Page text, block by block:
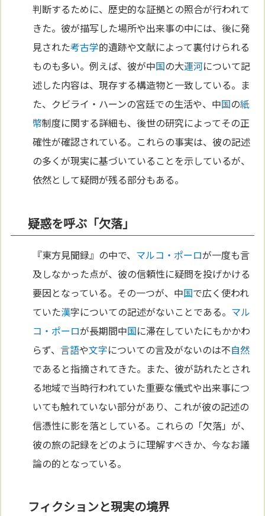
判断するために、歴史的な証拠との照合が行われて
きた。彼が描写した場所や出来事の中には、後に発
見された考古学的遺跡や文献によって裏付けられる
ものも多い。例えば、彼が中国の大運河について記
述した内容は、現存する構造物と一致している。ま
た、クビライ・ハーンの宮廷での生活や、中国の紙
幣制度に関する詳細も、後世の研究によってその正
確性が確認されている。これらの事実は、彼の記述
の多くが現実に基づいていることを示しているが、
依然として疑問が残る部分もある。
疑惑を呼ぶ「欠落」
『東方見聞録』の中で、 マルコ・ポーロが一度も言
及しなかった点が、彼の信頼性に疑問を投げかける
要因となっている。その一つが、中国で広く使われ
ていた漢字についての記述がないことである。 マル
コ・ポーロが長期間中国に滞在していたにもかかわ
らず、言語や文字についての言及がないのは不自然
であると指摘されてきた。また、彼が訪れたとされ
る地域で当時行われていた重要な儀式や出来事につ
いても触れていない部分があり、これが彼の記述の
信憑性に影を落としている。これらの「欠落」が、
彼の旅の記録をどのように理解すべきか、今なお議
論の的となっている。
フィクションと現実の境界